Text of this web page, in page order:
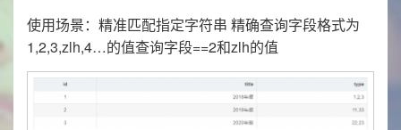
使用场景：精准匹配指定字符串 精确查询字段格式为
1,2,3,zlh,4…的值查询字段==2和zlh的值